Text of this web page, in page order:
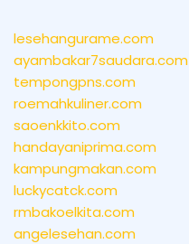
lesehangurame.com
ayambakar7saudara.com
tempongpns.com
roemahkuliner.com
saoenkkito.com
handayaniprima.com
kampungmakan.com
luckycatck.com
rmbakoelkita.com
angelesehan.com